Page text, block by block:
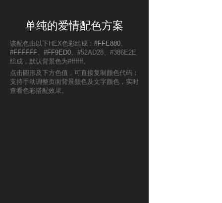
单纯的爱情配色方案
该配色由以下HEX色彩组成： #FFE880、
#FFFFFF、 #FF9ED0、#52AD28、#386E2E
组成，默认背景色为#ffffff。
点击圆形及下方色值，可直接复制颜色代码；
支持手动调整页面背景颜色及文字颜色，实时
查看色彩搭配效果。